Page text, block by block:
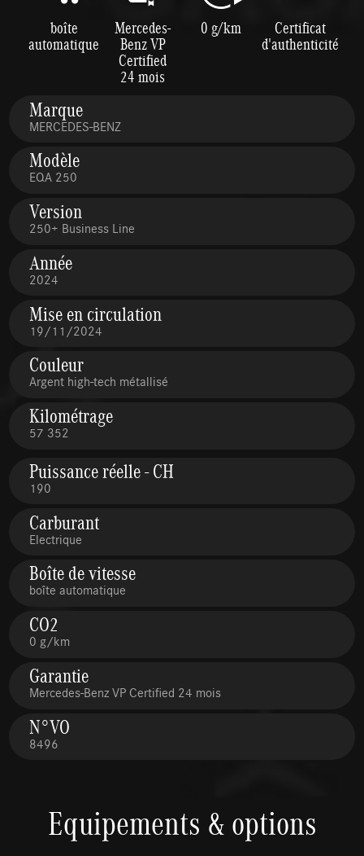
boîte
automatique
Mercedes-
Benz VP
Certified
24 mois
0 g/km Certificat
d'authenticité
Marque
MERCEDES-BENZ
Modèle
EQA 250
Version
250+ Business Line
Année
2024
Mise en circulation
19/11/2024
Couleur
Argent high-tech métallisé
Kilométrage
57 352
Puissance réelle - CH
190
Carburant
Electrique
Boîte de vitesse
boîte automatique
CO2
0 g/km
Garantie
Mercedes-Benz VP Certified 24 mois
N°VO
8496
Equipements & options